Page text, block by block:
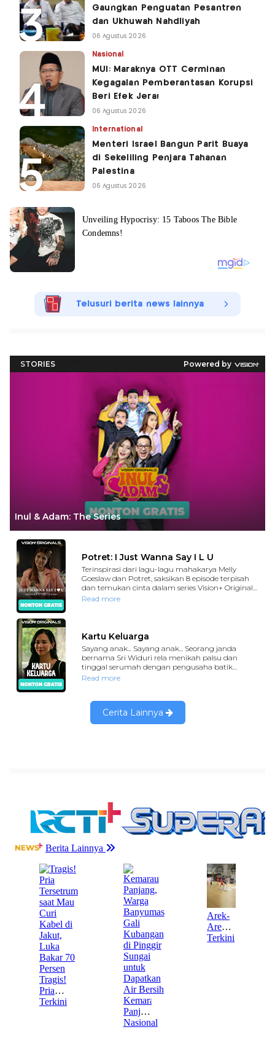
Gaungkan Penguatan Pesantren
dan Ukhuwah Nahdliyah
06 Agustus 2026
Nasional
MUI: Maraknya OTT Cerminan
Kegagalan Pemberantasan Korupsi
Beri Efek Jera!
06 Agustus 2026
International
Menteri Israel Bangun Parit Buaya
di Sekeliling Penjara Tahanan
Palestina
06 Agustus 2026
Telusuri berita news lainnya